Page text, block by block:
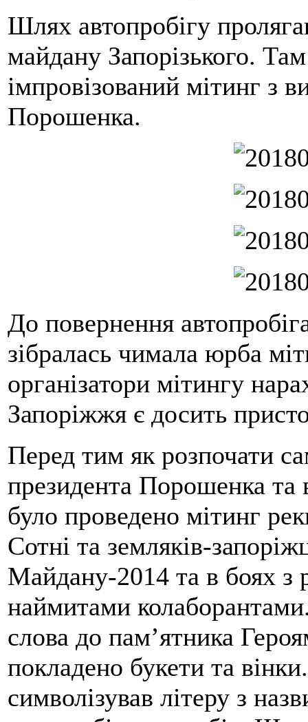
Шлях автопробігу
майдану Запорізького.
імпровізований мітинг з
Порошенка.
До повернення
зібралась чимала юрба
організатори мітингу
Запоріжжя є досить
Перед тим як розпочати
президента Порошенка та
було проведено мітинг
Сотні та земляків-
Майдану-2014 та в боях з
наймитами
слова до пам’ятника
покладено букети та
символізував літеру з